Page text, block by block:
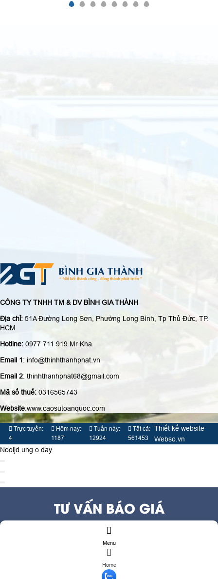
CÔNG TY TNHH TM & DV BÌNH GIA THÀNH
Địa chỉ: 51A Đường Long Sơn, Phường Long Bình, Tp Thủ Đức, TP.
HCM
Hotline: 0977 711 919 Mr Kha
Email 1: info@thinhthanhphat.vn
Email 2: thinhthanhphat68@gmail.com
Mã số thuế: 0316565743
Website:www.caosutoanquoc.com
Trực tuyến:
4
Hôm nay:
1187
Tuần này:
12924
Tất cả:
561453
Thiết kế website
Webso.vn
Menu
Home
Nooijd ung o day
TƯ VẤN BÁO GIÁ